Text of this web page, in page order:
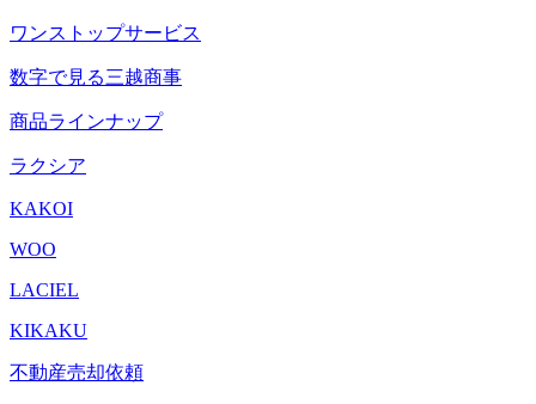
ワンストップサービス
数字で見る三越商事
商品ラインナップ
ラクシア
KAKOI
WOO
LACIEL
KIKAKU
不動産売却依頼